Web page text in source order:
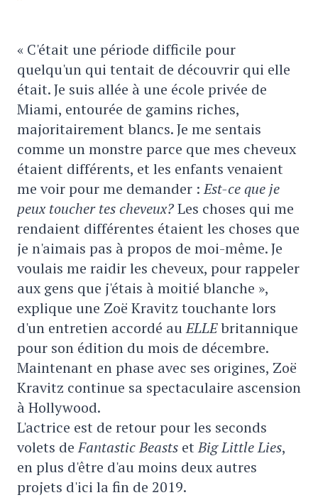
« C'était une période difficile pour
quelqu'un qui tentait de découvrir qui elle
était. Je suis allée à une école privée de
Miami, entourée de gamins riches,
majoritairement blancs. Je me sentais
comme un monstre parce que mes cheveux
étaient différents, et les enfants venaient
me voir pour me demander :Est-ce que je
peux toucher tes cheveux?Les choses qui me
rendaient différentes étaient les choses que
je n'aimais pas à propos de moi-même. Je
voulais me raidir les cheveux, pour rappeler
aux gens que j'étais à moitié blanche »,
explique une Zoë Kravitz touchante lors
d'un entretien accordé auELLEbritannique
pour son édition du mois de décembre.
Maintenant en phase avec ses origines, Zoë
Kravitz continue sa spectaculaire ascension
à Hollywood.
L'actrice est de retour pour les seconds
volets deFantastic Beasts etBig Little Lies,
en plus d'être d'au moins deux autres
projets d'ici la fin de 2019.